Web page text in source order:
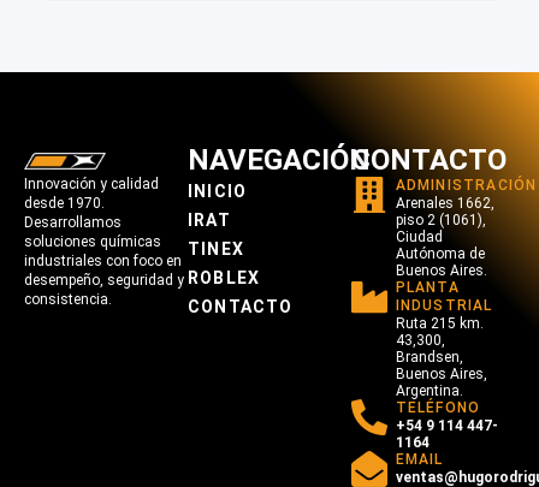
Innovación y calidad
desde 1970.
Desarrollamos
soluciones químicas
industriales con foco en
desempeño, seguridad y
consistencia.
NAVEGACIÓN
INICIO
IRAT
TINEX
ROBLEX
CONTACTO
CONTACTO
ADMINISTRACIÓN
Arenales 1662,
piso 2 (1061),
Ciudad
Autónoma de
Buenos Aires.
PLANTA
INDUSTRIAL
Ruta 215 km.
43,300,
Brandsen,
Buenos Aires,
Argentina.
TELÉFONO
+54 9 114 447-
1164
EMAIL